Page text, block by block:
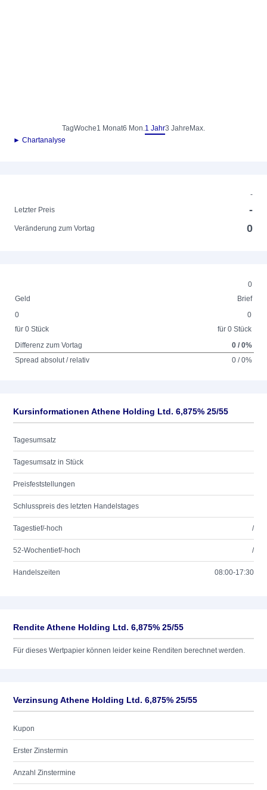
TagWoche1 Monat6 Mon.1 Jahr3 Jahre Max.
► Chartanalyse
-
Letzter Preis
-
Veränderung zum Vortag 0
0
Geld
Brief
0
für 0 Stück
0
für 0 Stück
Differenz zum Vortag
0 / 0%
Spread absolut / relativ
0 / 0%
Kursinformationen Athene Holding Ltd. 6,875% 25/55
Tagesumsatz
Tagesumsatz in Stück
Preisfeststellungen
Schlusspreis des letzten Handelstages
Tagestief/-hoch /
52-Wochentief/-hoch /
Handelszeiten 08:00-17:30
Rendite Athene Holding Ltd. 6,875% 25/55
Für dieses Wertpapier können leider keine Renditen berechnet werden.
Verzinsung Athene Holding Ltd. 6,875% 25/55
Kupon
Erster Zinstermin
Anzahl Zinstermine